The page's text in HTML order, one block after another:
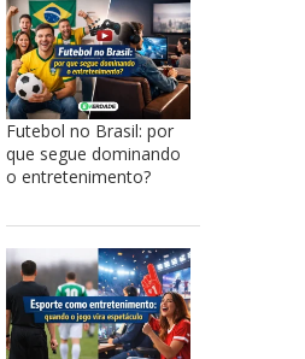
Futebol no Brasil: por
que segue dominando
o entretenimento?